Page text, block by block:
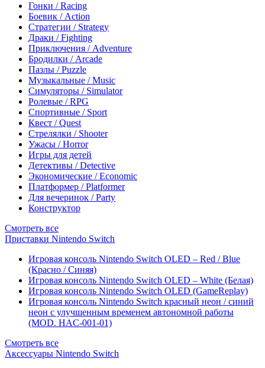
Гонки / Racing
Боевик / Action
Стратегии / Strategy
Драки / Fighting
Приключения / Adventure
Бродилки / Arcade
Пазлы / Puzzle
Музыкальные / Music
Симуляторы / Simulator
Ролевые / RPG
Спортивные / Sport
Квест / Quest
Стрелялки / Shooter
Ужасы / Horror
Игры для детей
Детективы / Detective
Экономические / Economic
Платформер / Platformer
Для вечеринок / Party
Конструктор
Смотреть все
Приставки Nintendo Switch
Игровая консоль Nintendo Switch OLED – Red / Blue
(Красно / Синяя)
Игровая консоль Nintendo Switch OLED – White (Белая)
Игровая консоль Nintendo Switch OLED (GameReplay)
Игровая консоль Nintendo Switch красный неон / синий
неон с улучшенным временем автономной работы
(MOD. HAC-001-01)
Смотреть все
Аксессуары Nintendo Switch